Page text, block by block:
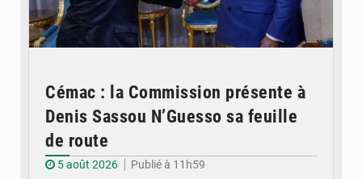
Cémac : la Commission présente à
Denis Sassou N’Guesso sa feuille
de route
5 août 2026
Publié à 11h59